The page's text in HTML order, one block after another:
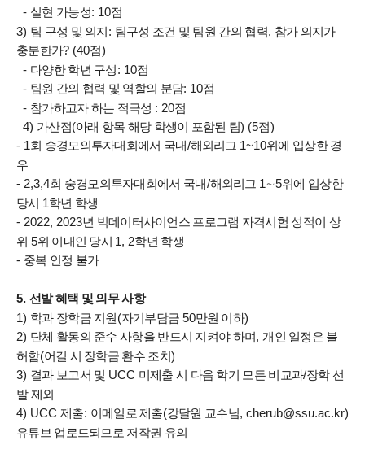
- 실현 가능성: 10점
3) 팀 구성 및 의지 : 팀구성 조건 및 팀원 간의 협력, 참가 의지가
충분한가? (40점)
- 다양한 학년 구성: 10점
- 팀원 간의 협력 및 역할의 분담: 10점
- 참가하고자 하는 적극성 : 20점
4) 가산점(아래 항목 해당 학생이 포함된 팀) (5점)
- 1회 숭경모의투자대회에서 국내/해외리그 1~10위에 입상한 경
우
- 2,3,4회 숭경모의투자대회에서 국내/해외리그 1∼5위에 입상한
당시 1학년 학생
- 2022, 2023년 빅데이터사이언스 프로그램 자격시험 성적이 상
위 5위 이내인 당시 1, 2학년 학생
- 중복 인정 불가
5. 선발 혜택 및 의무 사항
1) 학과 장학금 지원 (자기부담금 50만원 이하)
2) 단체 활동의 준수 사항을 반드시 지켜야 하며, 개인 일정은 불
허함(어길 시 장학금 환수 조치 )
3) 결과 보고서 및 UCC 미제출 시 다음 학기 모든 비교과/장학 선
발 제외
4) UCC 제출: 이메일로 제출(강달원 교수님, cherub@ssu.ac.kr)
유튜브 업로드되므로 저작권 유의